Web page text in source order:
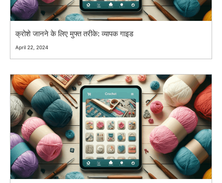
क्रोशे जानने के लिए मुफ्त तरीके: व्यापक गाइड
April 22, 2024